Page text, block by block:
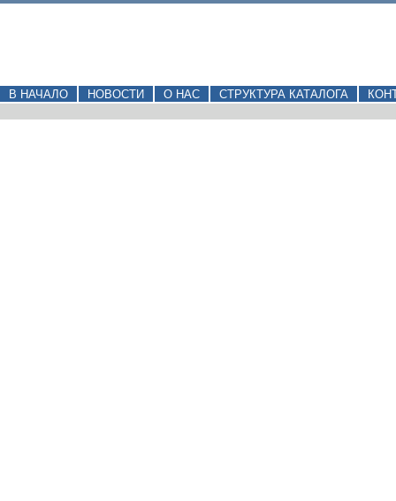
В НАЧАЛО НОВОСТИ О НАС СТРУКТУРА КАТАЛОГА